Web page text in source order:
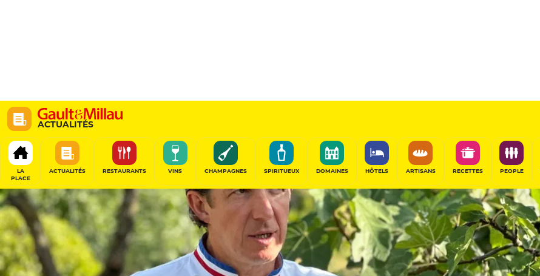
ACTUALITÉS
LA
PLACE
ACTUALITÉS RESTAURANTS VINS CHAMPAGNES SPIRITUEUX DOMAINES HÔTELS ARTISANS RECETTES PEOPLE